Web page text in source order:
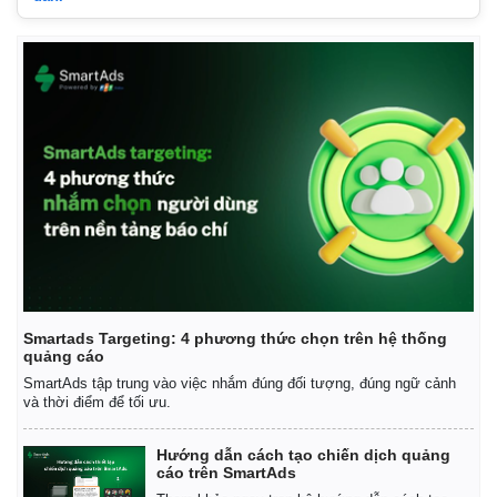
Vì cộng đồng
Smartads Targeting: 4 phương thức chọn trên hệ thống
quảng cáo
SmartAds tập trung vào việc nhắm đúng đối tượng, đúng ngữ cảnh
và thời điểm để tối ưu.
Hướng dẫn cách tạo chiến dịch quảng
cáo trên SmartAds